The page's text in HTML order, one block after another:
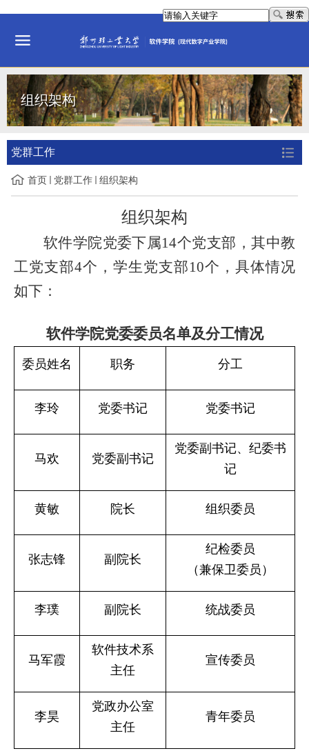
组织架构
党群工作
首页 党群工作 组织架构
组织架构
软件学院党委下属14个党支部，其中教
工党支部4个，学生党支部10个，具体情况
如下：
软件学院党委委员名单及分工情况
委员姓名 职务 分工
李玲 党委书记 党委书记
马欢 党委副书记
党委副书记、纪委书
记
黄敏 院长 组织委员
张志锋 副院长
纪检委员
（兼保卫委员）
李璞 副院长 统战委员
马军霞
软件技术系
主任
宣传委员
李昊
党政办公室
主任
青年委员